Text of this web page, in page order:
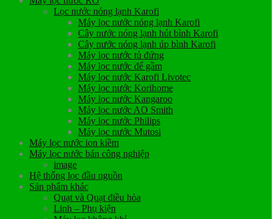
Lọc nước nóng lạnh Karofi
Máy lọc nước nóng lạnh Karofi
Cây nước nóng lạnh hút bình Karofi
Cây nước nóng lạnh úp bình Karofi
Máy lọc nước tủ đứng
Máy lọc nước để gầm
Máy lọc nước Karofi Livotec
Máy lọc nước Korihome
Máy lọc nước Kangaroo
Máy lọc nước AO Smith
Máy lọc nước Philips
Máy lọc nước Mutosi
Máy lọc nước ion kiềm
Máy lọc nước bán công nghiệp
image
Hệ thống lọc đầu nguồn
Sản phẩm khác
Quạt và Quạt điều hòa
Linh – Phụ kiện